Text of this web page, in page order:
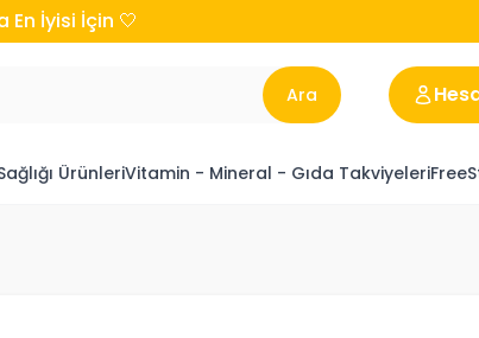
En İyisi İçin 🤍
Ara
ÜrünleriVitamin - Mineral - Gıda Takviyeleri